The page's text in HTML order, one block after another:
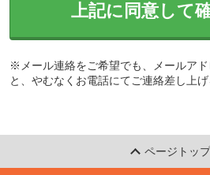
上記に同意して
※メール連絡をご希望でも、メールア
と、やむなくお電話にてご連絡差し上げ
ページトッ